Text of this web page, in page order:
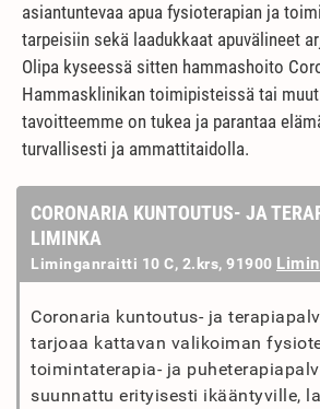
asiantuntevaa apua fysioterapian ja
tarpeisiin sekä laadukkaat apuvälineet
Olipa kyseessä sitten hammashoito
Hammasklinikan toimipisteissä tai
tavoitteemme on tukea ja parantaa
turvallisesti ja ammattitaidolla.
CORONARIA KUNTOUTUS- JA
LIMINKA
Liminganraitti 10 C, 2.krs, 91900
Coronaria kuntoutus- ja
tarjoaa kattavan valikoiman
toimintaterapia- ja
suunnattu erityisesti ikääntyville,